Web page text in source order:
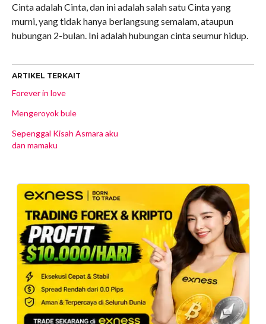
Cinta adalah Cinta, dan ini adalah salah satu Cinta yang
murni, yang tidak hanya berlangsung semalam, ataupun
hubungan 2-bulan. Ini adalah hubungan cinta seumur hidup.
ARTIKEL TERKAIT
Forever in love
Mengeroyok bule
Sepenggal Kisah Asmara aku
dan mamaku